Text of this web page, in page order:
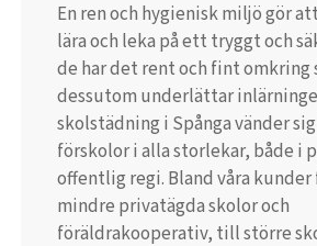
En ren och hygienisk miljö gör
lära och leka på ett tryggt och
de har det rent och fint omkring
dessutom underlättar
skolstädning i Spånga vänder
förskolor i alla storlekar, både i
offentlig regi. Bland våra
mindre privatägda skolor och
föräldrakooperativ, till större